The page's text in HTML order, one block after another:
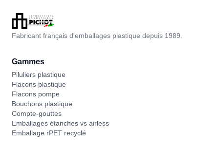
Fabricant français d'emballages plastique depuis 1989.
Gammes
Piluliers plastique
Flacons plastique
Flacons pompe
Bouchons plastique
Compte-gouttes
Emballages étanches vs airless
Emballage rPET recyclé